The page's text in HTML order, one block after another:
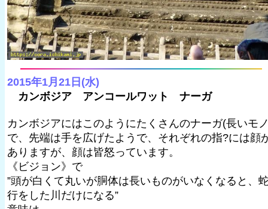
2015年1月21日(水)
カンボジア アンコールワット ナーガ
カンボジアにはこのようにたくさんのナーガ(長いモ
で、先端は手を広げたようで、それぞれの指?には顔
ありますが、顔は皆怒っています。
《ビジョン》で
”頭が白くて丸いが胴体は長いものがいなくなると、
行をした川だけになる”